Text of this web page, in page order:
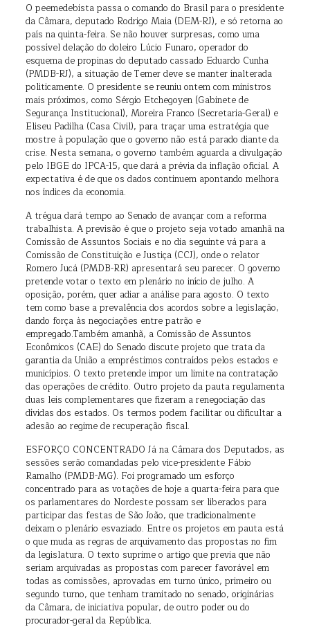
O peemedebista passa o comando do Brasil para o presidente
da Câmara, deputado Rodrigo Maia (DEM-RJ), e só retorna ao
país na quinta-feira. Se não houver surpresas, como uma
possível delação do doleiro Lúcio Funaro, operador do
esquema de propinas do deputado cassado Eduardo Cunha
(PMDB-RJ), a situação de Temer deve se manter inalterada
politicamente. O presidente se reuniu ontem com ministros
mais próximos, como Sérgio Etchegoyen (Gabinete de
Segurança Institucional), Moreira Franco (Secretaria-Geral) e
Eliseu Padilha (Casa Civil), para traçar uma estratégia que
mostre à população que o governo não está parado diante da
crise. Nesta semana, o governo também aguarda a divulgação
pelo IBGE do IPCA-15, que dará a prévia da inflação oficial. A
expectativa é de que os dados continuem apontando melhora
nos índices da economia.
A trégua dará tempo ao Senado de avançar com a reforma
trabalhista. A previsão é que o projeto seja votado amanhã na
Comissão de Assuntos Sociais e no dia seguinte vá para a
Comissão de Constituição e Justiça (CCJ), onde o relator
Romero Jucá (PMDB-RR) apresentará seu parecer. O governo
pretende votar o texto em plenário no início de julho. A
oposição, porém, quer adiar a análise para agosto. O texto
tem como base a prevalência dos acordos sobre a legislação,
dando força às negociações entre patrão e
empregado.Também amanhã, a Comissão de Assuntos
Econômicos (CAE) do Senado discute projeto que trata da
garantia da União a empréstimos contraídos pelos estados e
municípios. O texto pretende impor um limite na contratação
das operações de crédito. Outro projeto da pauta regulamenta
duas leis complementares que fizeram a renegociação das
dívidas dos estados. Os termos podem facilitar ou dificultar a
adesão ao regime de recuperação fiscal.
ESFORÇO CONCENTRADO Já na Câmara dos Deputados, as
sessões serão comandadas pelo vice-presidente Fábio
Ramalho (PMDB-MG). Foi programado um esforço
concentrado para as votações de hoje a quarta-feira para que
os parlamentares do Nordeste possam ser liberados para
participar das festas de São João, que tradicionalmente
deixam o plenário esvaziado. Entre os projetos em pauta está
o que muda as regras de arquivamento das propostas no fim
da legislatura. O texto suprime o artigo que previa que não
seriam arquivadas as propostas com parecer favorável em
todas as comissões, aprovadas em turno único, primeiro ou
segundo turno, que tenham tramitado no senado, originárias
da Câmara, de iniciativa popular, de outro poder ou do
procurador-geral da República.